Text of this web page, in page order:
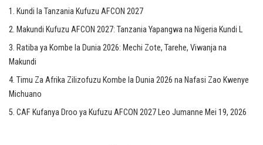
Kundi la Tanzania Kufuzu AFCON 2027
Makundi Kufuzu AFCON 2027: Tanzania Yapangwa na Nigeria Kundi L
Ratiba ya Kombe la Dunia 2026: Mechi Zote, Tarehe, Viwanja na
Makundi
Timu Za Afrika Zilizofuzu Kombe la Dunia 2026 na Nafasi Zao Kwenye
Michuano
CAF Kufanya Droo ya Kufuzu AFCON 2027 Leo Jumanne Mei 19, 2026